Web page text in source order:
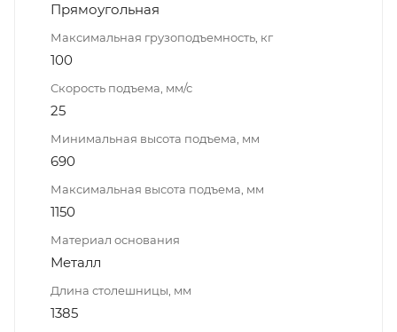
Прямоугольная
Максимальная грузоподъемность, кг
100
Скорость подъема, мм/с
25
Минимальная высота подъема, мм
690
Максимальная высота подъема, мм
1150
Материал основания
Металл
Длина столешницы, мм
1385